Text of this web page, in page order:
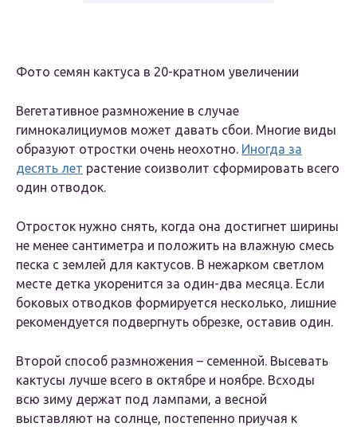
Фото семян кактуса в 20-кратном увеличении
Вегетативное размножение в случае
гимнокалициумов может давать сбои. Многие виды
образуют отростки очень неохотно. Иногда за
десять лет растение соизволит сформировать всего
один отводок.
Отросток нужно снять, когда она достигнет ширины
не менее сантиметра и положить на влажную смесь
песка с землей для кактусов. В нежарком светлом
месте детка укоренится за один-два месяца. Если
боковых отводков формируется несколько, лишние
рекомендуется подвергнуть обрезке, оставив один.
Второй способ размножения – семенной. Высевать
кактусы лучше всего в октябре и ноябре. Всходы
всю зиму держат под лампами, а весной
выставляют на солнце, постепенно приучая к